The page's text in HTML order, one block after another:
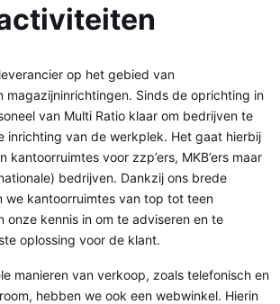
op het gebied van
magazijninrichtingen. Sinds de oprichting in
van Multi Ratio klaar om bedrijven te
inrichting van de werkplek. Het gaat hierbij
kantoorruimtes voor zzp’ers, MKB’ers maar
bedrijven. Dankzij ons brede
we kantoorruimtes van top tot teen
onze kennis in om te adviseren en te
oplossing voor de klant.
manieren van verkoop, zoals telefonisch en
hebben we ook een webwinkel. Hierin